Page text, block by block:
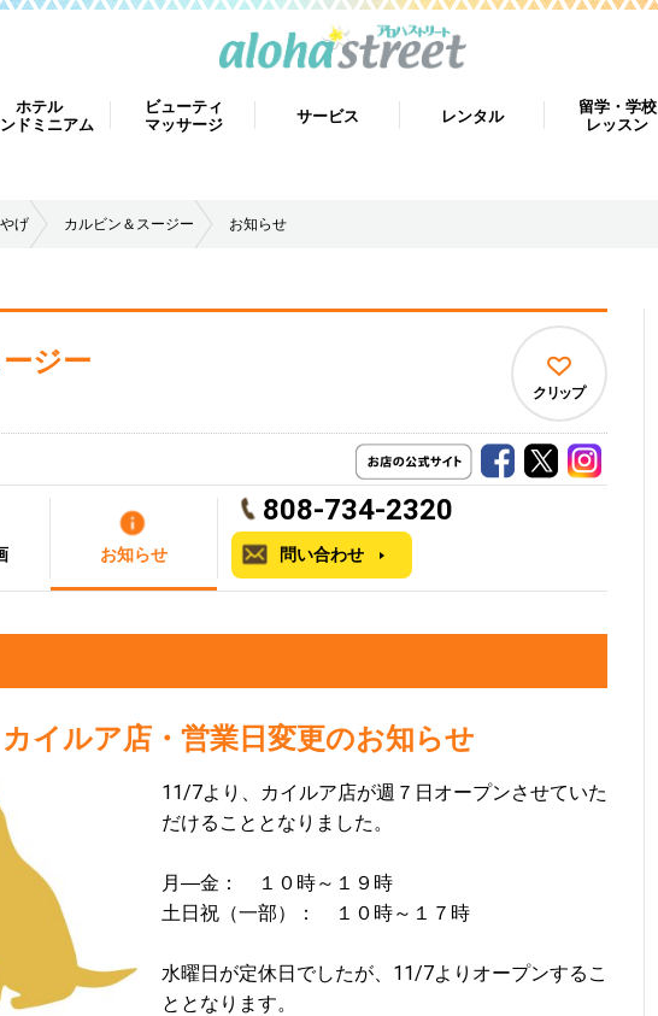
ホテル
ドミニアム
ビューティ
マッサージ
サービス レンタル
留学・学校
レッスン
げ カルビン＆スージー お知らせ
ジー
クリップ
お知らせ
808-734-2320
問い合わせ
イルア店・営業日変更のお知らせ
11/7より、カイルア店が週７日オープンさせていた
だけることとなりました。
月―金： １０時～１９時
土日祝（一部）： １０時～１７時
水曜日が定休日でしたが、11/7よりオープンするこ
ととなります。